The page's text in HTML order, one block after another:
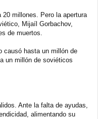
millones. Pero la apertura
Mijaíl Gorbachov,
de muertos.
causó hasta un millón de
un millón de soviéticos
Ante la falta de ayudas,
alimentando su